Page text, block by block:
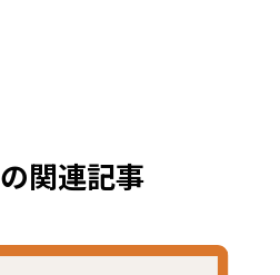
の関連記事